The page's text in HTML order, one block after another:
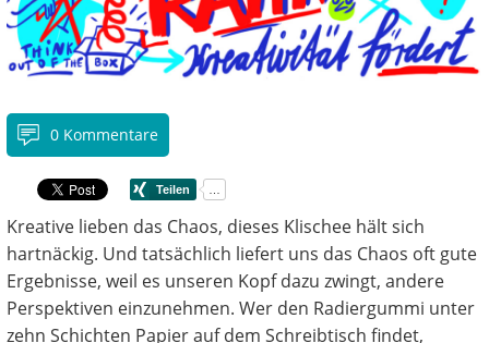
0 Kommentare
Kreative lieben das Chaos, dieses Klischee hält sich
hartnäckig. Und tatsächlich liefert uns das Chaos oft gute
Ergebnisse, weil es unseren Kopf dazu zwingt, andere
Perspektiven einzunehmen. Wer den Radiergummi unter
zehn Schichten Papier auf dem Schreibtisch findet,